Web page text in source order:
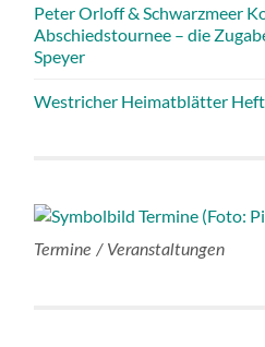
Peter Orloff & Schwarzmeer
Abschiedstournee – die
Speyer
Westricher Heimatblätter
Termine / Veranstaltungen